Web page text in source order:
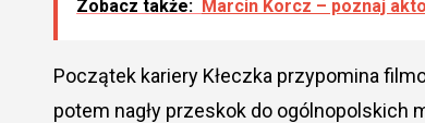
Zobacz także: Marcin Korcz – poznaj
Początek kariery Kłeczka przypomina
potem nagły przeskok do